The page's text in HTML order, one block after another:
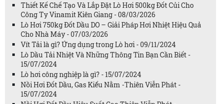
Thiết Kế Chế Tạo Và Lắp Đặt Lò Hơi 500kg Đốt Củi Cho
Công Ty Vinamit Kiên Giang - 08/03/2026
Lò Hơi 750kg Đốt Dầu DO – Giải Pháp Hơi Nhiệt Hiệu Quả
Cho Nhà Máy - 07/03/2026
Vít Tải là gì? Ứng dụng trong Lò hơi - 09/11/2024
Lò Dầu Tải Nhiệt Và Những Thông Tin Bạn Cần Biết -
15/07/2024
Lò hơi công nghiệp là gì? - 15/07/2024
Nồi Hơi Đốt Dầu, Gas Kiểu Nằm -Thiên Viễn Phát -
15/07/2024